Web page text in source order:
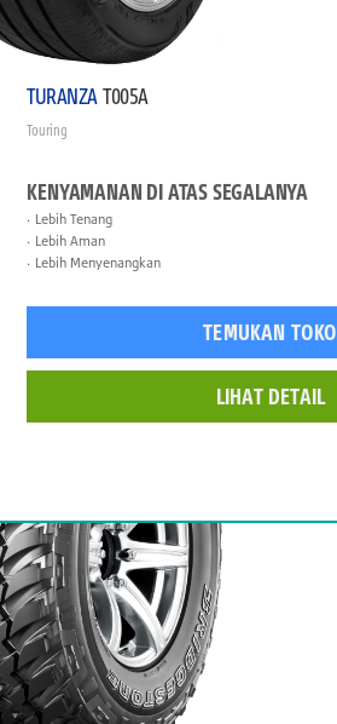
TURANZAT005A
Touring
KENYAMANAN DI ATAS SEGALANYA
Lebih Tenang
Lebih Aman
Lebih Menyenangkan
TEMUKAN TOKO
LIHAT DETAIL